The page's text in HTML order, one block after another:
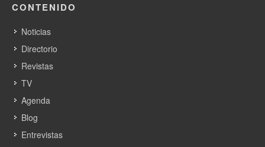
CONTENIDO
Noticias
Directorio
Revistas
TV
Agenda
Blog
Entrevistas